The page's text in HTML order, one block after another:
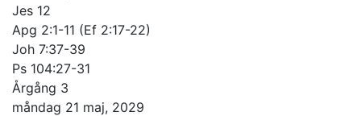
Jes 12
Apg 2:1-11 (Ef 2:17-22)
Joh 7:37-39
Ps 104:27-31
Årgång 3
måndag 21 maj, 2029